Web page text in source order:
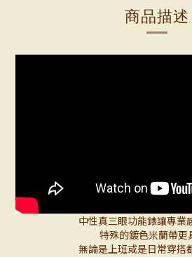
商品描述
中性真三眼功能錶讓專業
特殊的鍍色米蘭帶更
無論是上班或是日常穿搭